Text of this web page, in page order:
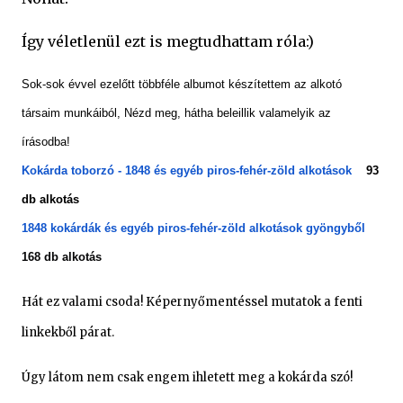
Így véletlenül ezt is megtudhattam róla:)
Sok-sok évvel ezelőtt többféle albumot készítettem az alkotó
társaim munkáiból, Nézd meg, hátha beleillik valamelyik az
írásodba!
Kokárda toborzó - 1848 és egyéb piros-fehér-zöld alkotások 93
db alkotás
1848 kokárdák és egyéb piros-fehér-zöld alkotások gyöngyből
168 db alkotás
Hát ez valami csoda! Képernyőmentéssel mutatok a fenti
linkekből párat.
Úgy látom nem csak engem ihletett meg a kokárda szó!